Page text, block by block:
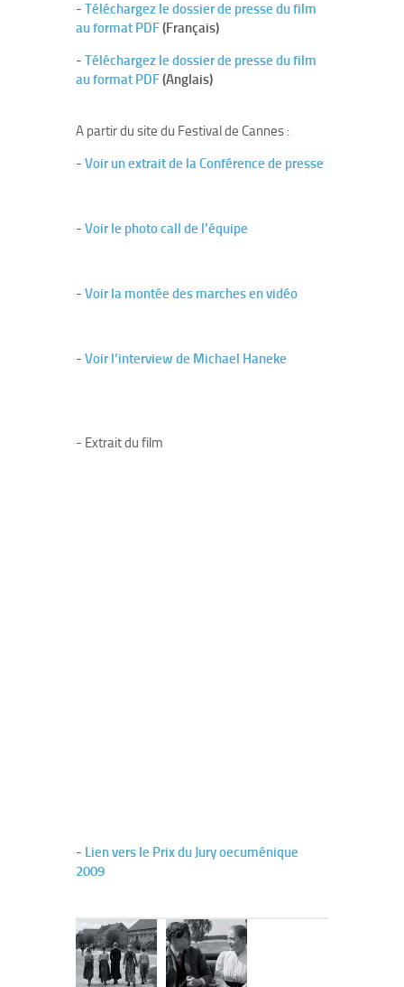
- Téléchargez le dossier de presse du film
au format PDF(Français)
- Téléchargez le dossier de presse du film
au format PDF(Anglais)
A partir du site du Festival de Cannes :
- Voir un extrait de la Conférence de presse
- Voir le photo call de l’équipe
- Voir la montée des marches en vidéo
- Voir l’interview de Michael Haneke
- Extrait du film
- Lien vers le Prix du Jury oecuménique
2009